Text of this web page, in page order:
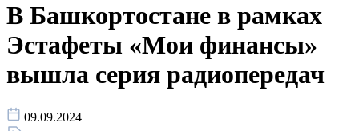
В Башкортостане в рамках
Эстафеты «Мои финансы»
вышла серия радиопередач
09.09.2024